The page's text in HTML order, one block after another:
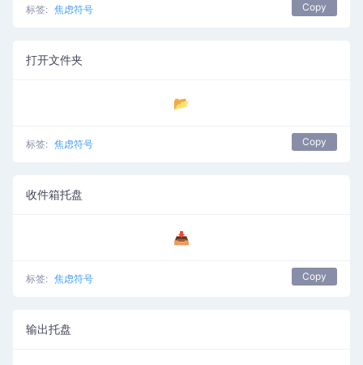
标签: 焦虑符号 Copy
打开文件夹
📂
标签: 焦虑符号 Copy
收件箱托盘
📥
标签: 焦虑符号 Copy
输出托盘